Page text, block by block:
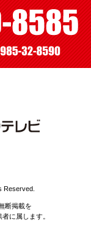
Reserved.
断掲載を
に属します。